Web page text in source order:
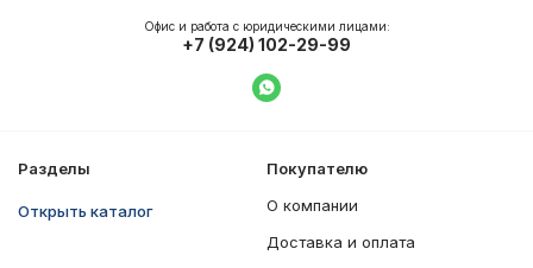
Разделы
Открыть каталог
Покупателю
О компании
Доставка и оплата
Офис и работа с юридическими лицами:
+7 (924) 102-29-99
Написать в WhatsApp